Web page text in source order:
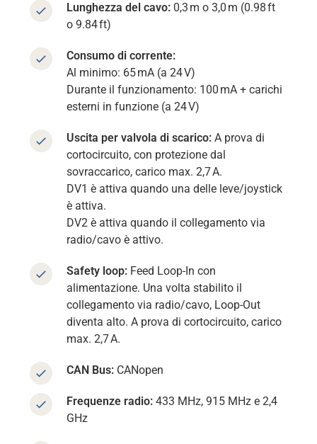
Lunghezza del cavo: 0,3 m o 3,0 m (0.98ft
o 9.84ft)
Consumo di corrente:
Al minimo: 65mA (a 24V)
Durante il funzionamento: 100 mA + carichi
esterni in funzione (a 24V)
Uscita per valvola di scarico: A prova di
cortocircuito, con protezione dal
sovraccarico, carico max. 2,7A.
DV1 è attiva quando una delle leve/joystick
è attiva.
DV2 è attiva quando il collegamento via
radio/cavo è attivo.
Safety loop: Feed Loop-In con
alimentazione. Una volta stabilito il
collegamento via radio/cavo, Loop-Out
diventa alto. A prova di cortocircuito, carico
max. 2,7A.
CAN Bus: CANopen
Frequenze radio:433 MHz, 915 MHz e 2,4
GHz